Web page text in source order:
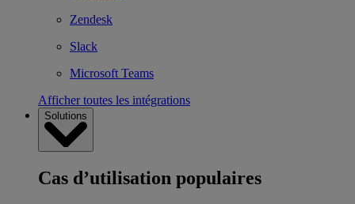
Zendesk
Slack
Microsoft Teams
Afficher toutes les intégrations
Solutions
Cas d’utilisation populaires